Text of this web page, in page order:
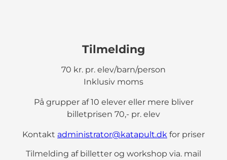
Tilmelding
70 kr. pr. elev/barn/person
Inklusiv moms
På grupper af 10 elever eller mere bliver
billetprisen 70,- pr. elev
Kontakt administrator@katapult.dk for priser
Tilmelding af billetter og workshop via. mail